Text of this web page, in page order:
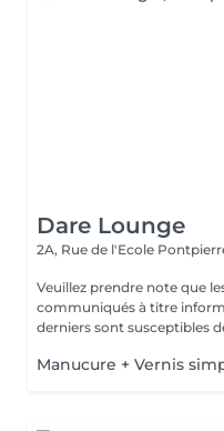
Dare Lounge
2A, Rue de l'Ecole
Veuillez prendre note que
communiqués à titre
derniers sont susceptibles
Manucure + Vernis